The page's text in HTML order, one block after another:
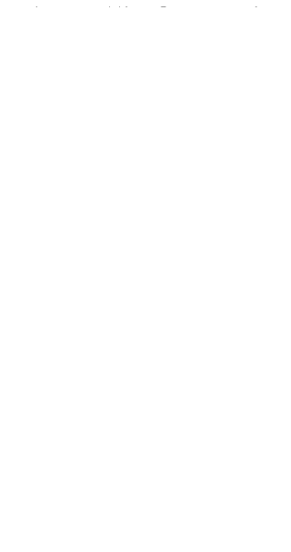
Agence immobilière et Conciergerie privée